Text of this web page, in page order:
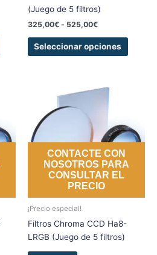
(Juego de 5 filtros)
325,00€ - 525,00€
Seleccionar opciones
CONTACTE CON
NOSOTROS PARA
CONSULTAR EL
PRECIO
¡Precio especial!
Filtros Chroma CCD Ha8-
LRGB (Juego de 5 filtros)